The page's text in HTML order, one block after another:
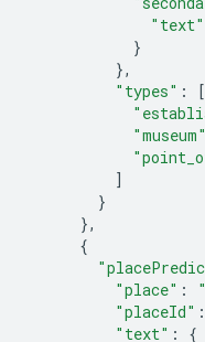
"text"
}
},
"types" :
[
"museum"
]
}
},
{
"place" :
"placeId" :
"text" :
{